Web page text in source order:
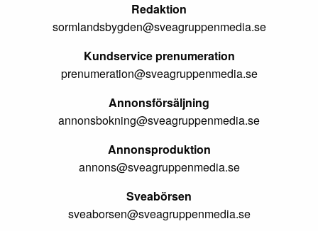
Redaktion
sormlandsbygden@sveagruppenmedia.se
Kundservice prenumeration
prenumeration@sveagruppenmedia.se
Annonsförsäljning
annonsbokning@sveagruppenmedia.se
Annonsproduktion
annons@sveagruppenmedia.se
Sveabörsen
sveaborsen@sveagruppenmedia.se